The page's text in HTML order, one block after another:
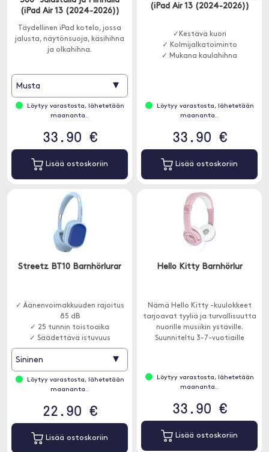
(iPad Air 13 (2024-2026))
Täydellinen iPad kotelo, jossa
jalusta, näytönsuoja, käsihihna
ja olkahihna.
Musta ▾
Löytyy varastosta, lähetetään
maananta..
33.90 €
Lisää ostoskoriin
(iPad Air 13 (2024-2026))
✓Kestävä kuori
✓ Kolmijalkatoiminto
✓ Mukana kaulahihna
Löytyy varastosta, lähetetään
maananta..
33.90 €
Lisää ostoskoriin
Streetz BT10 Barnhörlurar
✓ Äänenvoimakkuuden rajoitus
85 dB
✓ 25 tunnin toistoaika
✓ Säädettävä istuvuus
Sininen ▾
Löytyy varastosta, lähetetään
maananta..
22.90 €
Lisää ostoskoriin
Hello Kitty Barnhörlur
Nämä Hello Kitty -kuulokkeet
tarjoavat tyyliä ja turvallisuutta
nuorille musiikin ystäville.
Suunniteltu 3-7-vuotiaille
Löytyy varastosta, lähetetään
maananta..
33.90 €
Lisää ostoskoriin